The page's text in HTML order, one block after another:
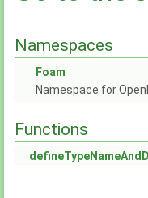
Namespaces
Foam
Namespace for
Functions